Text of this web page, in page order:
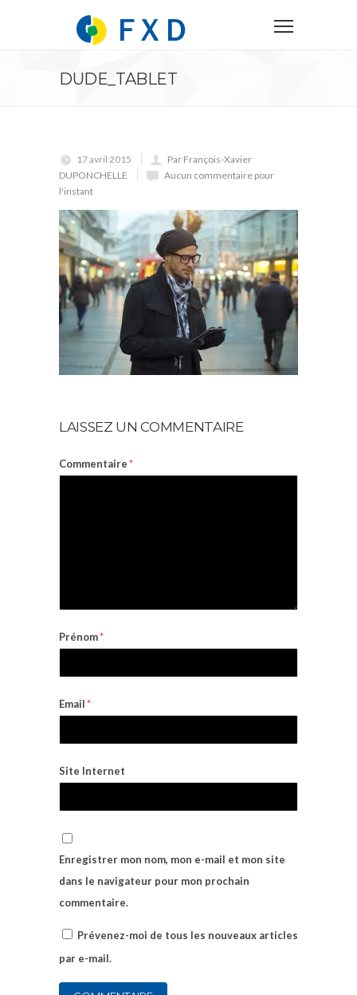
DUDE_TABLET
17 avril 2015
Par François-Xavier
DUPONCHELLE
Aucun commentaire pour
l'instant
LAISSEZ UN COMMENTAIRE
Commentaire*
Prénom*
Email*
Site Internet
Enregistrer mon nom, mon e-mail et mon site
dans le navigateur pour mon prochain
commentaire.
Prévenez-moi de tous les nouveaux articles
par e-mail.